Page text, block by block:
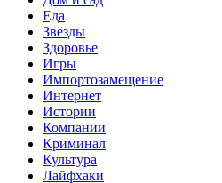
Еда
Звёзды
Здоровье
Игры
Импортозамещение
Интернет
Истории
Компании
Криминал
Культура
Лайфхаки